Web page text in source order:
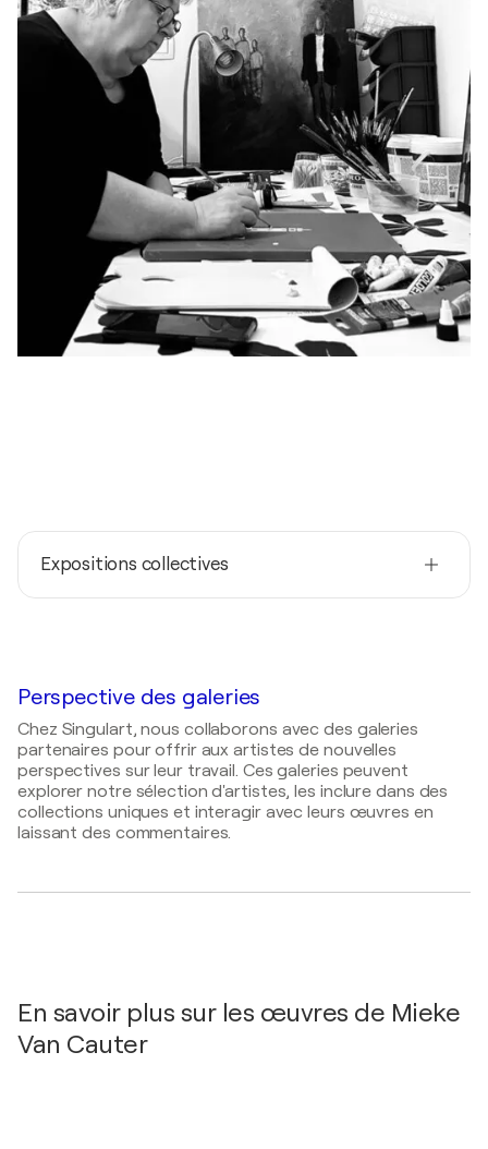
Expositions collectives
Holy Art Gallery digital exhibition / 46 Rue Notre
Dame de Nazareth 75003 Paris - Paris, France
2024
Holy Art Gallery Virtual Exhibition / Sarpathipark 116
- Amsterdam, Pays-Bas
in TriBeCa - Manhattan, États-Unis
2024
Anima Mundi - Visions / Palazzo albizzi capello -
Venice, Italie
Perspective des galeries
Chez Singulart, nous collaborons avec des galeries
partenaires pour offrir aux artistes de nouvelles
perspectives sur leur travail. Ces galeries peuvent
explorer notre sélection d'artistes, les inclure dans des
collections uniques et interagir avec leurs œuvres en
laissant des commentaires.
En savoir plus sur les œuvres de Mieke
Van Cauter